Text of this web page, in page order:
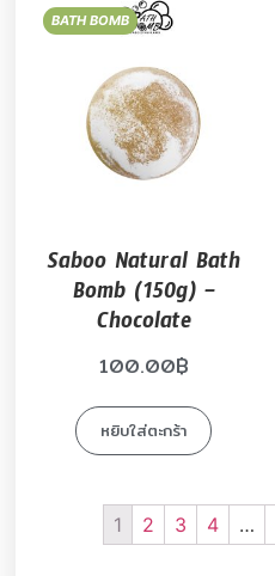
BATH BOMB
Saboo Natural Bath
Bomb (150g) –
Chocolate
100.00฿
หยิบใส่ตะกร้า
1 2 3 4 …